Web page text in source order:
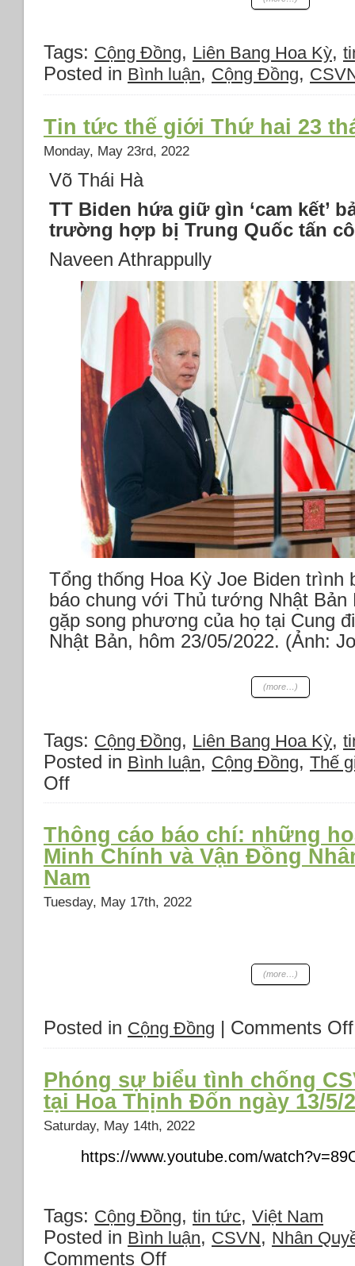
Tags: Cộng Đồng, Liên Bang Hoa Kỳ,
Posted in Bình luận, Cộng Đồng,
Tin tức thế giới Thứ hai 23
Monday, May 23rd, 2022
Võ Thái Hà
TT Biden hứa giữ gìn ‘cam kết’
trường hợp bị Trung Quốc tấn
Naveen Athrappully
Tổng thống Hoa Kỳ Joe Biden trình
báo chung với Thủ tướng Nhật Bản
gặp song phương của họ tại Cung
Nhật Bản, hôm 23/05/2022. (Ảnh:
(more…)
Tags: Cộng Đồng, Liên Bang Hoa Kỳ,
Posted in Bình luận, Cộng Đồng, Thế
Offon
thế
giới
Thứ
hai
23
tháng
Thông cáo báo chí: những
Minh Chính và Vận Đồng
Nam
Tuesday, May 17th, 2022
(more…)
Posted in Cộng Đồng | Comments Off
Phóng sự biểu tình chống
tại Hoa Thịnh Đốn ngày 13/5/
Saturday, May 14th, 2022
https://www.youtube.com/
Tags: Cộng Đồng, tin tức, Việt Nam
Posted in Bình luận, CSVN, Nhân
Comments Offon